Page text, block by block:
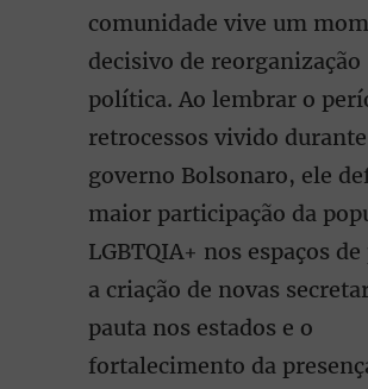
comunidade vive um
decisivo de reorganização
política. Ao lembrar o
retrocessos vivido
governo Bolsonaro, ele
maior participação da
LGBTQIA+ nos espaços
a criação de novas
pauta nos estados e o
fortalecimento da